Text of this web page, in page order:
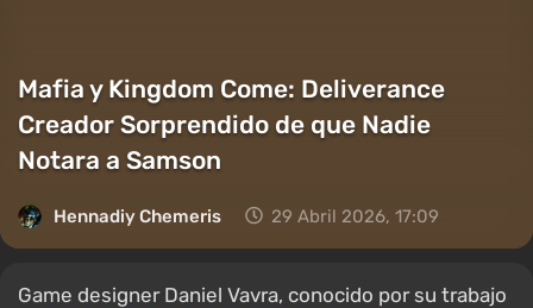
Mafia y Kingdom Come: Deliverance
Creador Sorprendido de que Nadie
Notara a Samson
Hennadiy Chemеris 29 Abril 2026, 17:09
Game designer Daniel Vavra, conocido por su trabajo